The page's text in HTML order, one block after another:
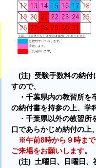
(注) 受験手数料の納付
すので、
・千葉県内の教習所を
の納付書を持参の上、学
・千葉県以外の教習所
口であらかじめ納付の上
※午前8時から９時ま
ご来場をお願いします。
(注) 土曜日、日曜日、